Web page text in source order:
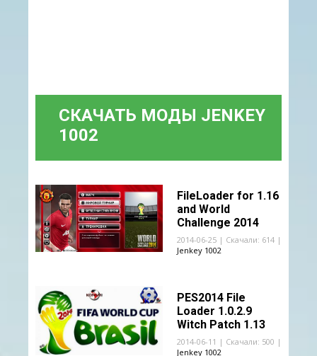
СКАЧАТЬ МОДЫ JENKEY
1002
FileLoader for 1.16
and World
Challenge 2014
2014-06-25 | Скачали: 614 |
Jenkey 1002
PES2014 File
Loader 1.0.2.9
Witch Patch 1.13
2014-06-11 | Скачали: 500 |
Jenkey 1002